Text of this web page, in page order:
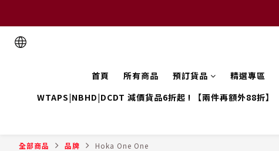
首頁 所有商品 預訂貨品 精選專區
WTAPS|NBHD|DCDT 減價貨品6折起 ! 【兩件再額外88折】
全部商品 品牌 Hoka One One